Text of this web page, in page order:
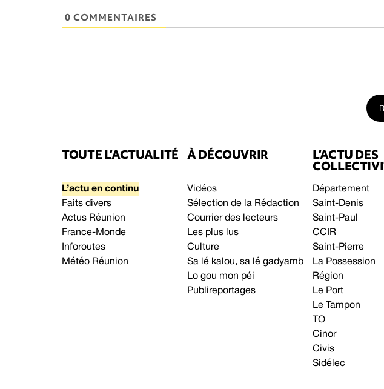
0 COMMENTAIRES
TOUTE L’ACTUALITÉ
L’actu en continu
Faits divers
Actus Réunion
France-Monde
Inforoutes
Météo Réunion
À DÉCOUVRIR
Vidéos
Sélection de la Rédaction
Courrier des lecteurs
Les plus lus
Culture
Sa lé kalou, sa lé gadyamb
Lo gou mon péi
Publireportages
L’ACTU DES
Département
Saint-Denis
Saint-Paul
CCIR
Saint-Pierre
La Possession
Région
Le Port
Le Tampon
TO
Cinor
Civis
Sidélec